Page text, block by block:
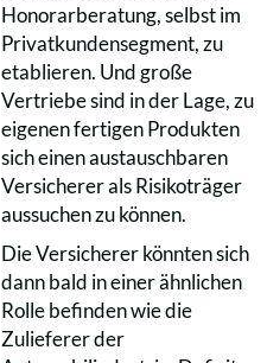
Honorarberatung, selbst im
Privatkundensegment, zu
etablieren. Und große
Vertriebe sind in der Lage, zu
eigenen fertigen Produkten
sich einen austauschbaren
Versicherer als Risikoträger
aussuchen zu können.
Die Versicherer könnten sich
dann bald in einer ähnlichen
Rolle befinden wie die
Zulieferer der